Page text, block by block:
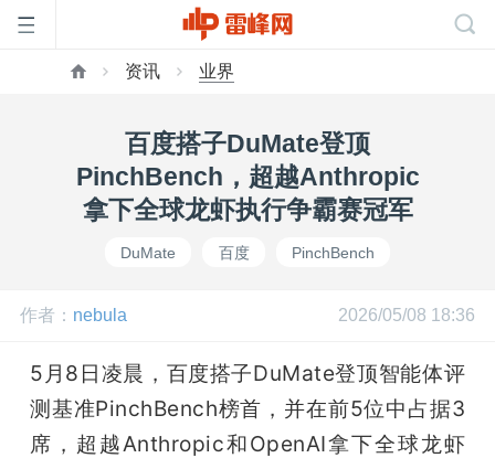
页
网
公
资讯 业界
百度搭子DuMate登顶
PinchBench，超越Anthropic
拿下全球龙虾执行争霸赛冠军
DuMate 百度 PinchBench
作者： nebula 2026/05/08 18:36
5月8日凌晨，百度搭子DuMate登顶智能体评
测基准PinchBench榜首，并在前5位中占据3
席，超越Anthropic和OpenAI拿下全球龙虾